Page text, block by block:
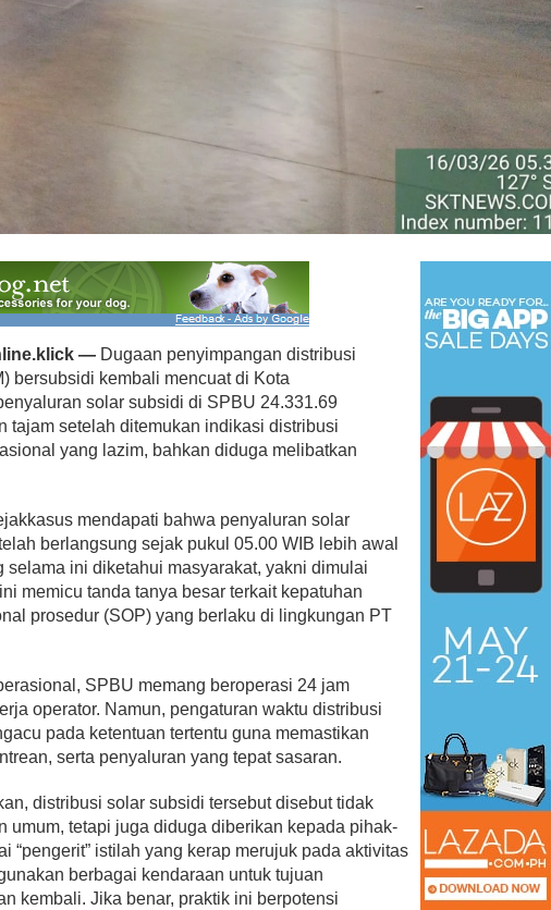
— Dugaan penyimpangan distribusi
bersubsidi kembali mencuat di Kota
solar subsidi di SPBU 24.331.69
tajam setelah ditemukan indikasi distribusi
yang lazim, bahkan diduga melibatkan
mendapati bahwa penyaluran solar
berlangsung sejak pukul 05.00 WIB lebih awal
selama ini diketahui masyarakat, yakni dimulai
memicu tanda tanya besar terkait kepatuhan
prosedur (SOP) yang berlaku di lingkungan PT
SPBU memang beroperasi 24 jam
operator. Namun, pengaturan waktu distribusi
pada ketentuan tertentu guna memastikan
serta penyaluran yang tepat sasaran.
distribusi solar subsidi tersebut disebut tidak
umum, tetapi juga diduga diberikan kepada pihak-
“pengerit” istilah yang kerap merujuk pada aktivitas
berbagai kendaraan untuk tujuan
kembali. Jika benar, praktik ini berpotensi
PPP Menangkan Duet
Gus Yasin
| Februari 19, 2018
Ini Dia Hubungan Partai Garuda
dengan Gerindra
Di Berita, Politik Februari 19, 2018